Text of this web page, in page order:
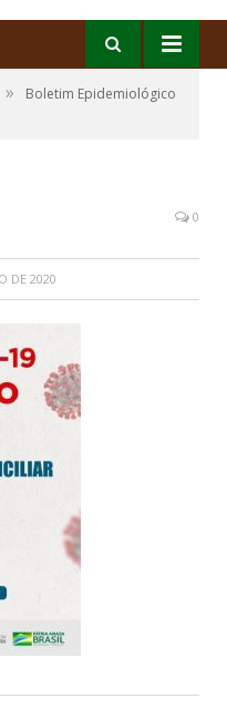
»
Boletim Epidemiológico
0
DE 2020